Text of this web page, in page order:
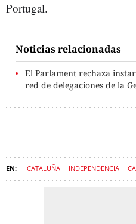
Portugal.
Noticias relacionadas
El Parlament rechaza
red de delegaciones de la
CATALUÑA INDEPENDENCIA